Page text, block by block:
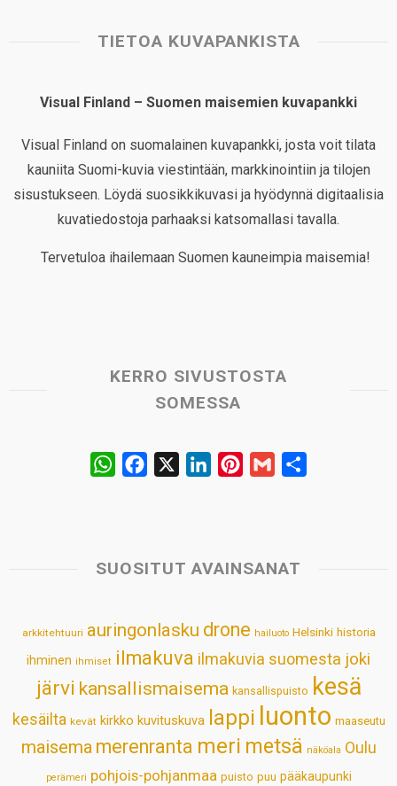
TIETOA KUVAPANKISTA
Visual Finland – Suomen maisemien kuvapankki
Visual Finland on suomalainen kuvapankki, josta voit tilata
kauniita Suomi-kuvia viestintään, markkinointiin ja tilojen
sisustukseen. Löydä suosikkikuvasi ja hyödynnä digitaalisia
kuvatiedostoja parhaaksi katsomallasi tavalla.
Tervetuloa ihailemaan Suomen kauneimpia maisemia!
KERRO SIVUSTOSTA
SOMESSA
W
s
p
b
k
e
n
e
s
t
l
SUOSITUT AVAINSANAT
arkkitehtuuri auringonlasku drone hailuoto Helsinki historia
ihminen ihmiset ilmakuva ilmakuvia suomesta joki
järvi kansallismaisema kansallispuisto kesä
kesäilta kevät kirkko kuvituskuva lappi luonto maaseutu
maisema merenranta meri metsä näköala Oulu
perämeri pohjois-pohjanmaa puisto puu pääkaupunki